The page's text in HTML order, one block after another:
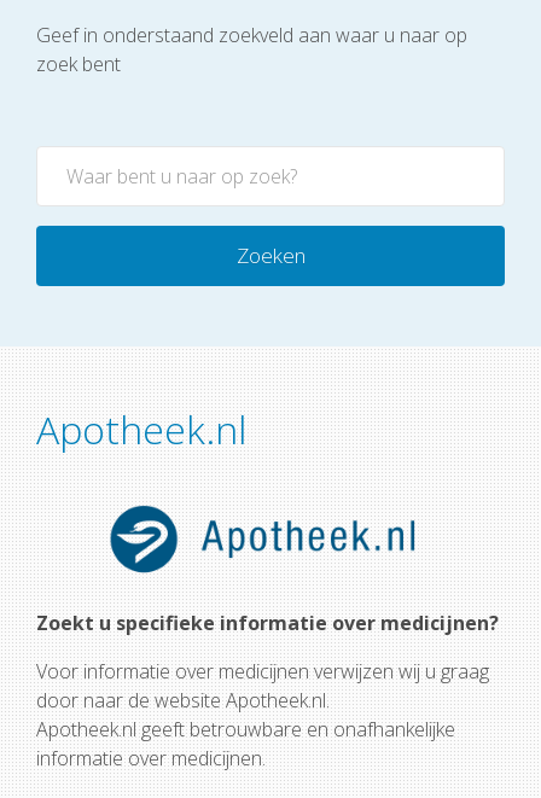
Geef in onderstaand zoekveld aan waar u naar op
zoek bent
Zoeken
Apotheek.nl
Zoekt u specifieke informatie over medicijnen?
Voor informatie over medicijnen verwijzen wij u graag
door naar de website Apotheek.nl.
Apotheek.nl geeft betrouwbare en onafhankelijke
informatie over medicijnen.